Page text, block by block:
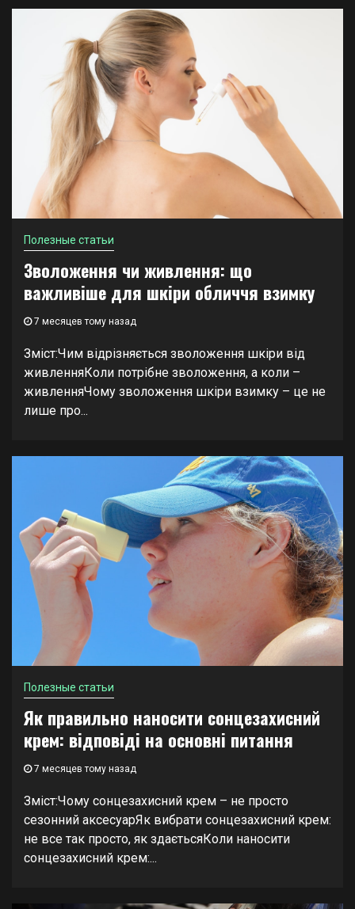
Полезные статьи
Зволоження чи живлення: що
важливіше для шкіри обличчя взимку
7 месяцев тому назад
Зміст:Чим відрізняється зволоження шкіри від
живленняКоли потрібне зволоження, а коли –
живленняЧому зволоження шкіри взимку – це не
лише про...
Полезные статьи
Як правильно наносити сонцезахисний
крем: відповіді на основні питання
7 месяцев тому назад
Зміст:Чому сонцезахисний крем – не просто
сезонний аксесуарЯк вибрати сонцезахисний крем:
не все так просто, як здаєтьсяКоли наносити
сонцезахисний крем:...